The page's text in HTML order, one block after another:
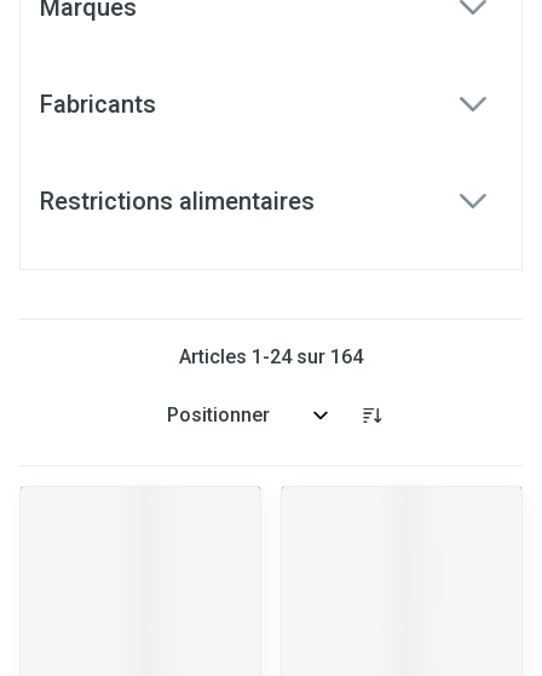
Marques
Fabricants
Restrictions alimentaires
Articles 1 -24sur 164
Trier par: